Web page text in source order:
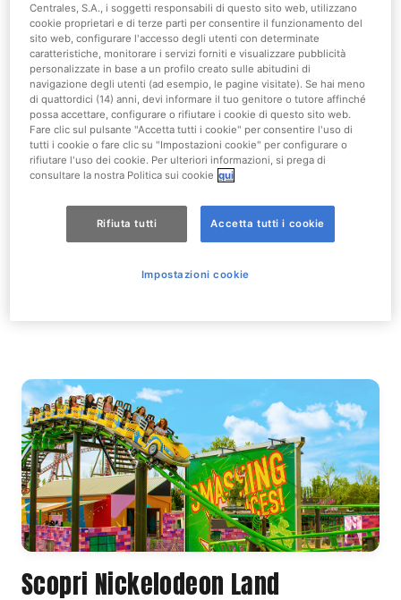
Visita il Nickelodeon Shop e lascia che la
magia di Nickelodeon ti accompagni
anche a casa
Qui troverai una vasta selezione di regali e gadget
dedicati aSpongeBobe i suoi amici, la PAW Patrol
Che tu stia cercando il regalo ideale o un souvenir per
qualcosa per tutti, grandi e piccini.
Scopri Nickelodeon Land
Centrales, S.A., i soggetti responsabili di questo sito web, utilizzano
cookie proprietari e di terze parti per consentire il funzionamento del
sito web, configurare l'accesso degli utenti con determinate
caratteristiche, monitorare i servizi forniti e visualizzare pubblicità
personalizzate in base a un profilo creato sulle abitudini di
navigazione degli utenti (ad esempio, le pagine visitate). Se hai meno
di quattordici (14) anni, devi informare il tuo genitore o tutore affinché
possa accettare, configurare o rifiutare i cookie di questo sito web.
Fare clic sul pulsante "Accetta tutti i cookie" per consentire l'uso di
tutti i cookie o fare clic su "Impostazioni cookie" per configurare o
rifiutare l'uso dei cookie. Per ulteriori informazioni, si prega di
consultare la nostra Politica sui cookie qui
Rifiuta tutti Accetta tutti i cookie
Impostazioni cookie